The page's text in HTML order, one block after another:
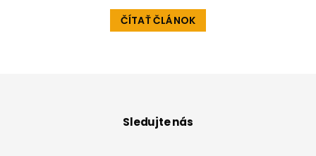
ČÍTAŤ ČLÁNOK
Sledujte nás